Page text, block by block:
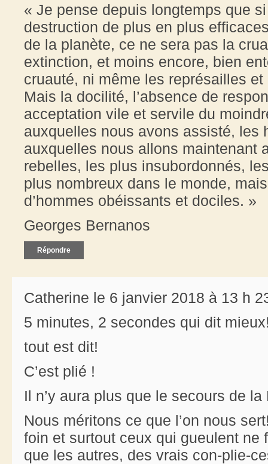
« Je pense depuis longtemps que
destruction de plus en plus
de la planète, ce ne sera pas la
extinction, et moins encore, bien
cruauté, ni même les représailles
Mais la docilité, l’absence de
acceptation vile et servile du
auxquelles nous avons assisté, les
auxquelles nous allons maintenant
rebelles, les plus insubordonnés,
plus nombreux dans le monde,
d’hommes obéissants et dociles. »
Georges Bernanos
Répondre
Catherine le 6 janvier 2018 à 13 h
5 minutes, 2 secondes qui dit
tout est dit!
C’est plié !
Il n’y aura plus que le secours de
Nous méritons ce que l’on nous
foin et surtout ceux qui gueulent
que les autres, des vrais con-plie-